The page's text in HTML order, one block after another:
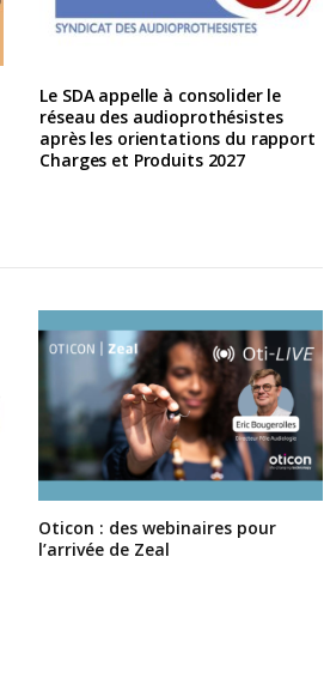
Le SDA appelle à consolider le
réseau des audioprothésistes
après les orientations du rapport
Charges et Produits 2027
Oticon : des webinaires pour
l’arrivée de Zeal